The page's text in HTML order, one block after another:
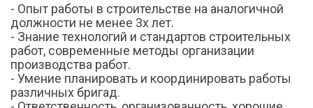
- Опыт работы в строительстве на аналогичной
должности не менее 3х лет.
- Знание технологий и стандартов строительных
работ, современные методы организации
производства работ.
- Умение планировать и координировать работы
различных бригад.